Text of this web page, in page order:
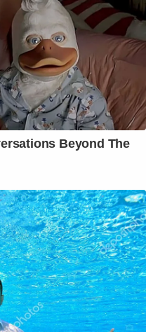
Beyond The